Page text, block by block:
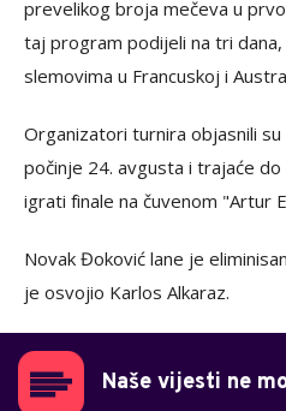
prevelikog broja mečeva u
taj program podijeli na tri
slemovima u Francuskoj i
Organizatori turnira objasnili
počinje 24. avgusta i trajaće
igrati finale na čuvenom "Artur
Novak Đoković lane je
je osvojio Karlos Alkaraz.
Naše vijesti ne